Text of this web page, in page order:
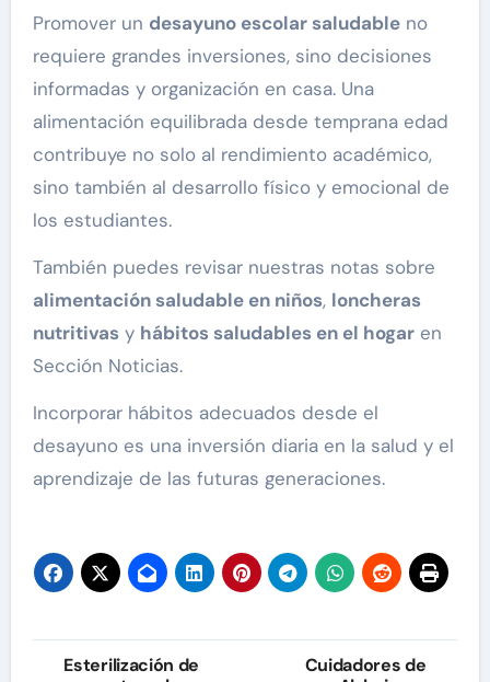
Promover un desayuno escolar saludableno
requiere grandes inversiones, sino decisiones
informadas y organización en casa. Una
alimentación equilibrada desde temprana edad
contribuye no solo al rendimiento académico,
sino también al desarrollo físico y emocional de
los estudiantes.
También puedes revisar nuestras notas sobre
alimentación saludable en niños, loncheras
nutritivasy hábitos saludables en el hogaren
Sección Noticias.
Incorporar hábitos adecuados desde el
desayuno es una inversión diaria en la salud y el
aprendizaje de las futuras generaciones.
Navegación
Esterilización de
Cuidadores de